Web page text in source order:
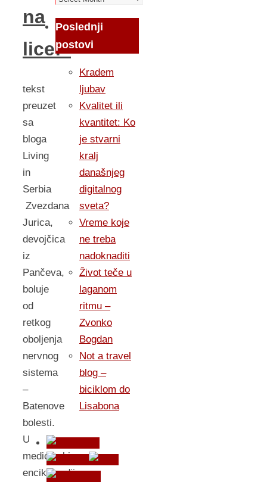
na
lice!”
tekst
preuzet
sa
bloga
Living
in
Serbia
Zvezdana
Jurica,
devojčica
iz
Pančeva,
boluje
od
retkog
oboljenja
nervnog
sistema
–
Batenove
bolesti.
U
medicinskim
enciklopedijama
Poslednji
postovi
Kradem
ljubav
Kvalitet ili
kvantitet: Ko
je stvarni
kralj
današnjeg
digitalnog
sveta?
Vreme koje
ne treba
nadoknaditi
Život teče u
laganom
ritmu –
Zvonko
Bogdan
Not a travel
blog –
biciklom do
Lisabona